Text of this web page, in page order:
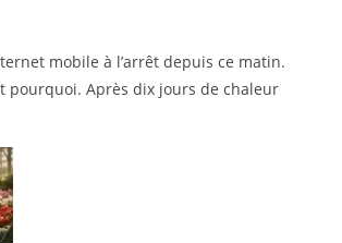
mobile à l’arrêt depuis ce matin.
pourquoi. Après dix jours de chaleur